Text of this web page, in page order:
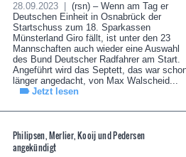
28.09.2023 |
(rsn) – Wenn am Tag er
Deutschen Einheit in Osnabrück der
Startschuss zum 18. Sparkassen
Münsterland Giro fällt, ist unter den 23
Mannschaften auch wieder eine Auswahl
des Bund Deutscher Radfahrer am Start.
Angeführt wird das Septett, das war
länger angedacht, von Max Walscheid...
Jetzt lesen
Philipsen, Merlier, Kooij und Pedersen
angekündigt